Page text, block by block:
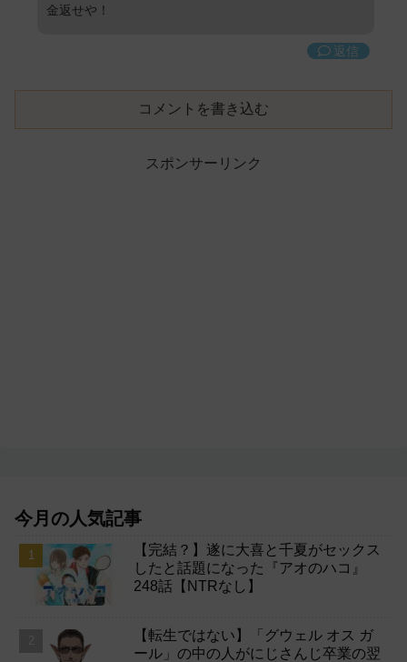
金返せや！
返信
コメントを書き込む
スポンサーリンク
今月の人気記事
【完結？】遂に大喜と千夏がセックス
したと話題になった『アオのハコ』
248話【NTRなし】
【転生ではない】「グウェル オス ガ
ール」の中の人がにじさんじ卒業の翌